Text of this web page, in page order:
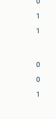
1
1
0
0
1